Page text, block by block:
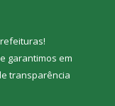
!
garantimos em
transparência